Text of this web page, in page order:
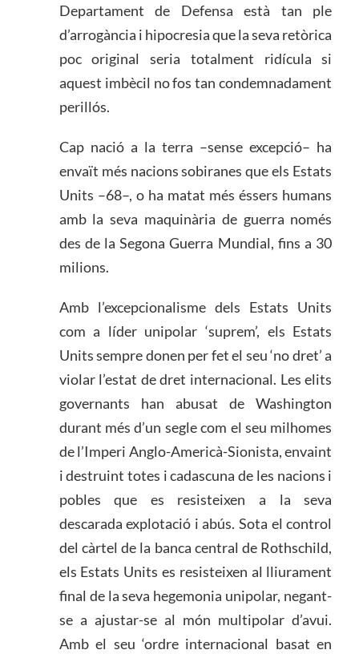
Departament de Defensa està tan ple
d’arrogància i hipocresia que la seva retòrica
poc original seria totalment ridícula si
aquest imbècil no fos tan condemnadament
perillós.
Cap nació a la terra –sense excepció– ha
envaït més nacions sobiranes que els Estats
Units –68–, o ha matat més éssers humans
amb la seva maquinària de guerra només
des de la Segona Guerra Mundial, fins a 30
milions.
Amb l’excepcionalisme dels Estats Units
com a líder unipolar ‘suprem’, els Estats
Units sempre donen per fet el seu ‘no dret’ a
violar l’estat de dret internacional. Les elits
governants han abusat de Washington
durant més d’un segle com el seu milhomes
de l’Imperi Anglo-Americà-Sionista, envaint
i destruint totes i cadascuna de les nacions i
pobles que es resisteixen a la seva
descarada explotació i abús. Sota el control
del càrtel de la banca central de Rothschild,
els Estats Units es resisteixen al lliurament
final de la seva hegemonia unipolar, negant-
se a ajustar-se al món multipolar d’avui.
Amb el seu ‘ordre internacional basat en